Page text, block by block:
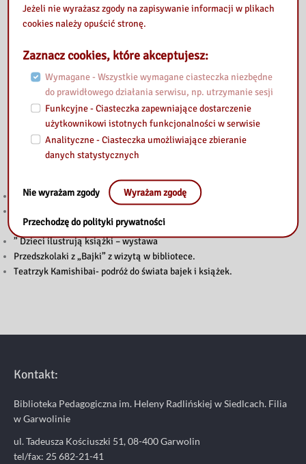
Przeczytaj
Głosuj w Budżecie Obywatelskim Mazowsza 2026!
inteligencji i wyzwaniach edukacji
” Dzieci ilustrują książki – wystawa
Przedszkolaki z „Bajki” z wizytą w bibliotece.
Teatrzyk Kamishibai- podróż do świata bajek i książek.
Kontakt:
Biblioteka Pedagogiczna im. Heleny Radlińskiej w Siedlcach. Filia
w Garwolinie
ul. Tadeusza Kościuszki 51, 08-400 Garwolin
tel/fax: 25 682-21-41
Jeżeli nie wyrażasz zgody na zapisywanie informacji w plikach
cookies należy opuścić stronę.
Zaznacz cookies, które akceptujesz:
Wymagane - Wszystkie wymagane ciasteczka niezbędne
do prawidłowego działania serwisu, np. utrzymanie sesji
Funkcyjne - Ciasteczka zapewniające dostarczenie
użytkownikowi istotnych funkcjonalności w serwisie
Analityczne - Ciasteczka umożliwiające zbieranie
danych statystycznych
Nie wyrażam zgody Wyrażam zgodę
Przechodzę do polityki prywatności